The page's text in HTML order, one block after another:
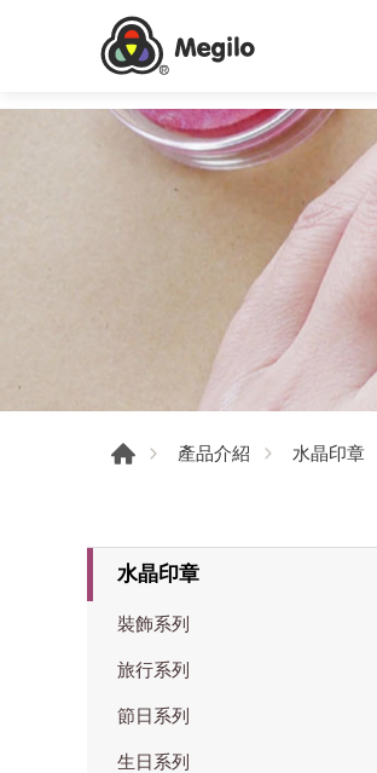
產品介紹 水晶印章
水晶印章
裝飾系列
旅行系列
節日系列
生日系列